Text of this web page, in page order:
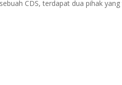
CDS, terdapat dua pihak yang